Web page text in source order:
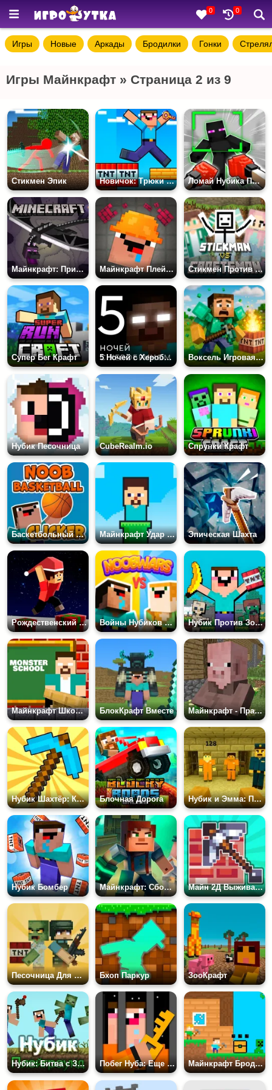
0 0
Игры Новые Аркады Бродилки Гонки
Игры Майнкрафт » Страница 2 из 9
Стикмен Эпик Новичок: Трюки Паркура Ломай Нубика Полностью!
Майнкрафт: Приключения Эндер Дракона Майнкрафт Плейграунд Стикмен Против Крафтмена
Супер Бег Крафт 5 Ночей с Херобрином Воксель Игровая Площадка: Кукла Нуба
Нубик Песочница CubeRealm.io Спрунки Крафт
Баскетбольный Кликер Нубика Майнкрафт Удар на Двоих Эпическая Шахта
Рождественский Блочный Паркур Войны Нубиков на Двоих Нубик Против Зомби: Выживание
Майнкрафт Школа Монстров - Американские Горки и Паркур БлокКрафт Вместе Майнкрафт - Правда или Фейк
Нубик Шахтёр: Крафт Блочная Дорога Нубик и Эмма: Побег из тюрьмы
Нубик Бомбер Майнкрафт: Сборник Пазлов Майн 2Д Выживание Херобрина
Песочница Для Нубов Бхоп Паркур ЗооКрафт
Нубик: Битва с Зомби Побег Нуба: Еще Один Уровень Майнкрафт Бродилка На Двоих: MC8Bit